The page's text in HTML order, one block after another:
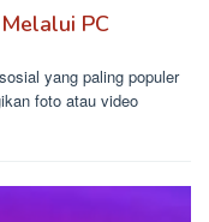
PC
yang paling populer
foto atau video